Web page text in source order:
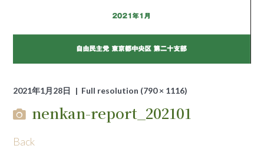
2021年1月28日 Full resolution (790 × 1116)
nenkan-report_202101
Back